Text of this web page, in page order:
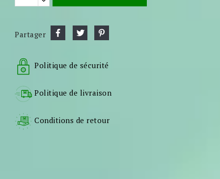
Partager
Politique de sécurité
Politique de livraison
Conditions de retour